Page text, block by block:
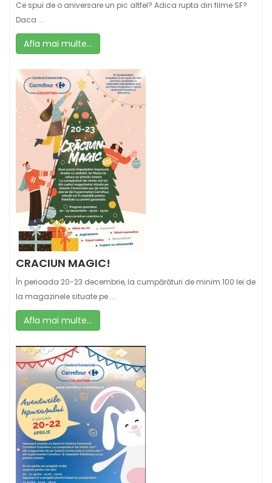
Ce spui de o aniversare un pic altfel? Adica rupta din filme SF?
Daca ...
Afla mai multe...
CRACIUN MAGIC!
În perioada 20-23 decembrie, la cumpărături de minim 100 lei de
la magazinele situate pe ...
Afla mai multe...